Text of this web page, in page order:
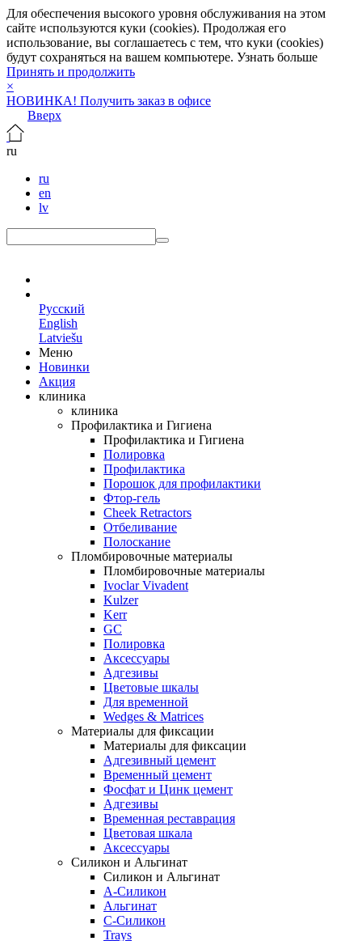
Для обеспечения высокого уровня обслуживания на этом
сайте используются куки (cookies). Продолжая его
использование, вы соглашаетесь с тем, что куки (cookies)
будут сохраняться на вашем компьютере. Узнать больше
Принять и продолжить
×
НОВИНКА! Получить заказ в офисе
Вверх
ru
ru
en
lv
Русский
English
Latviešu
Меню
Новинки
Акция
клиника
клиника
Профилактика и Гигиена
Профилактика и Гигиена
Полировка
Профилактика
Порошок для профилактики
Фтор-гель
Cheek Retractors
Отбеливание
Полоскание
Пломбировочные материалы
Пломбировочные материалы
Ivoclar Vivadent
Kulzer
Kerr
GC
Полировка
Аксессуары
Адгезивы
Цветовые шкалы
Для временной
Wedges & Matrices
Материалы для фиксации
Материалы для фиксации
Адгезивный цемент
Временный цемент
Фосфат и Цинк цемент
Адгезивы
Временная реставрация
Цветовая шкала
Аксессуары
Силикон и Альгинат
Силикон и Альгинат
A-Силикон
Альгинат
C-Силикон
Trays